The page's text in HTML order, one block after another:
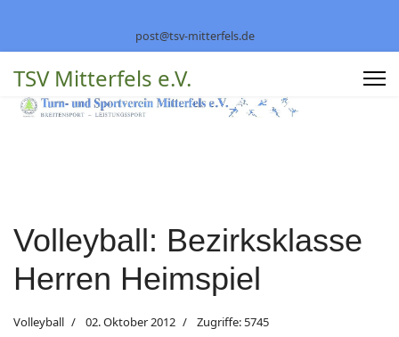
post@tsv-mitterfels.de
TSV Mitterfels e.V.
Volleyball: Bezirksklasse
Herren Heimspiel
Volleyball 02. Oktober 2012 Zugriffe: 5745